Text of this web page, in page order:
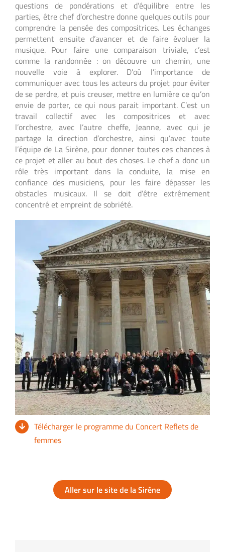
questions de pondérations et d’équilibre entre les
parties, être chef d’orchestre donne quelques outils pour
comprendre la pensée des compositrices. Les échanges
permettent ensuite d’avancer et de faire évoluer la
musique. Pour faire une comparaison triviale, c’est
comme la randonnée : on découvre un chemin, une
nouvelle voie à explorer. D’où l’importance de
communiquer avec tous les acteurs du projet pour éviter
de se perdre, et puis creuser, mettre en lumière ce qu’on
envie de porter, ce qui nous parait important. C’est un
travail collectif avec les compositrices et avec
l’orchestre, avec l’autre cheffe, Jeanne, avec qui je
partage la direction d’orchestre, ainsi qu’avec toute
l’équipe de La Sirène, pour donner toutes ces chances à
ce projet et aller au bout des choses. Le chef a donc un
rôle très important dans la conduite, la mise en
confiance des musiciens, pour les faire dépasser les
obstacles musicaux. Il se doit d’être extrêmement
concentré et empreint de sobriété.
Télécharger le programme du Concert Reflets de
femmes
Aller sur le site de la Sirène